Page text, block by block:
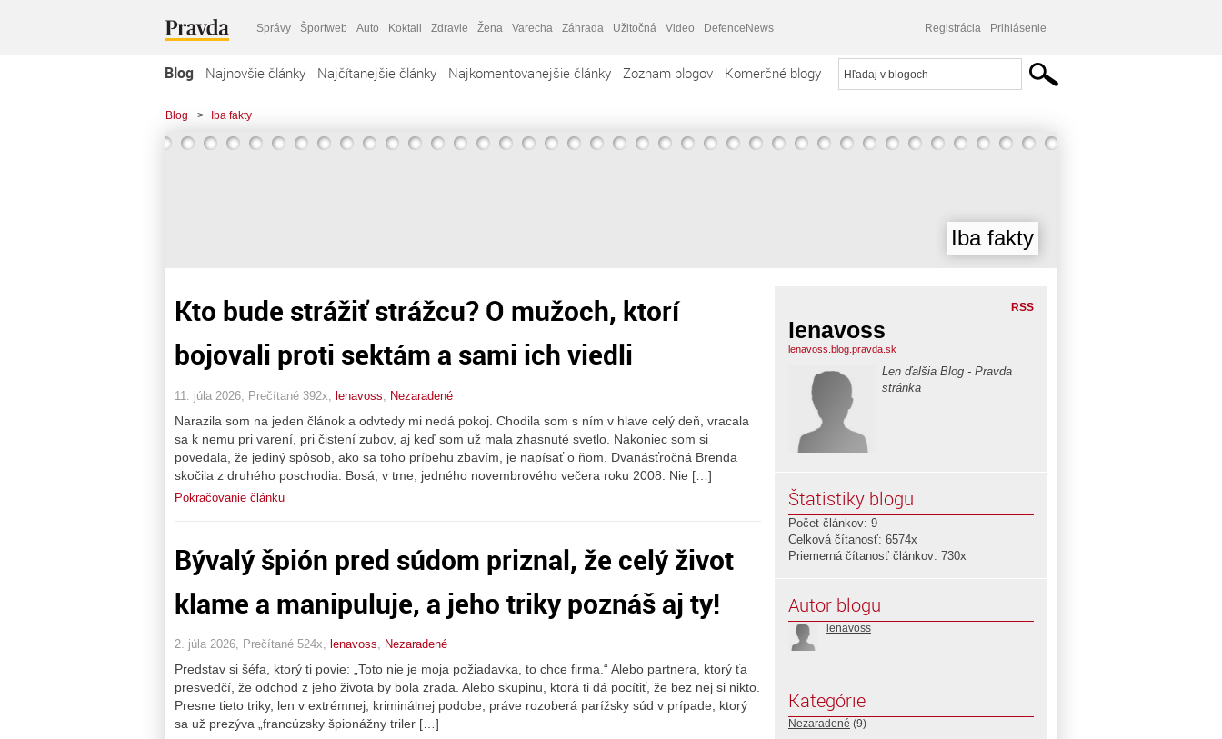
Správy Športweb Auto Koktail Zdravie Žena Varecha Záhrada Užitočná Video DefenceNews Registrácia Prihlásenie
Blog Najnovšie články Najčítanejšie články Najkomentovanejšie články Zoznam blogov Komerčné blogy
Blog > Iba fakty
Iba fakty
Kto bude strážiť strážcu? O mužoch, ktorí
bojovali proti sektám a sami ich viedli
11. júla 2026, Prečítané 392x, lenavoss Nezaradené
Narazila som na jeden článok a odvtedy mi nedá pokoj. Chodila som s ním v hlave celý deň, vracala
sa k nemu pri varení, pri čistení zubov, aj keď som už mala zhasnuté svetlo. Nakoniec som si
povedala, že jediný spôsob, ako sa toho príbehu zbavím, je napísať o ňom. Dvanásťročná Brenda
skočila z druhého poschodia. Bosá, v tme, jedného novembrového večera roku 2008. Nie […]
Pokračovanie článku
Bývalý špión pred súdom priznal, že celý život
klame a manipuluje, a jeho triky poznáš aj ty!
2. júla 2026, Prečítané 524x, lenavoss, Nezaradené
Predstav si šéfa, ktorý ti povie: „Toto nie je moja požiadavka, to chce firma.“ Alebo partnera, ktorý ťa
presvedčí, že odchod z jeho života by bola zrada. Alebo skupinu, ktorá ti dá pocítiť, že bez nej si nikto.
Presne tieto triky, len v extrémnej, kriminálnej podobe, práve rozoberá parížsky súd v prípade, ktorý
sa už prezýva „francúzsky špionážny triler […]
RSS
lenavoss
lenavoss.blog.pravda.sk
Len ďalšia Blog - Pravda
stránka
Štatistiky blogu
Počet článkov: 9
Celková čítanosť: 6574x
Priemerná čítanosť článkov: 730x
Autor blogu
lenavoss
Kategórie
Nezaradené (9)